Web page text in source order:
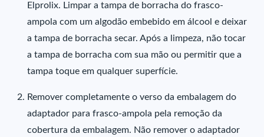
Elprolix. Limpar a tampa de borracha do frasco-
ampola com um algodão embebido em álcool e deixar
a tampa de borracha secar. Após a limpeza, não tocar
a tampa de borracha com sua mão ou permitir que a
tampa toque em qualquer superfície.
Remover completamente o verso da embalagem do
adaptador para frasco-ampola pela remoção da
cobertura da embalagem. Não remover o adaptador